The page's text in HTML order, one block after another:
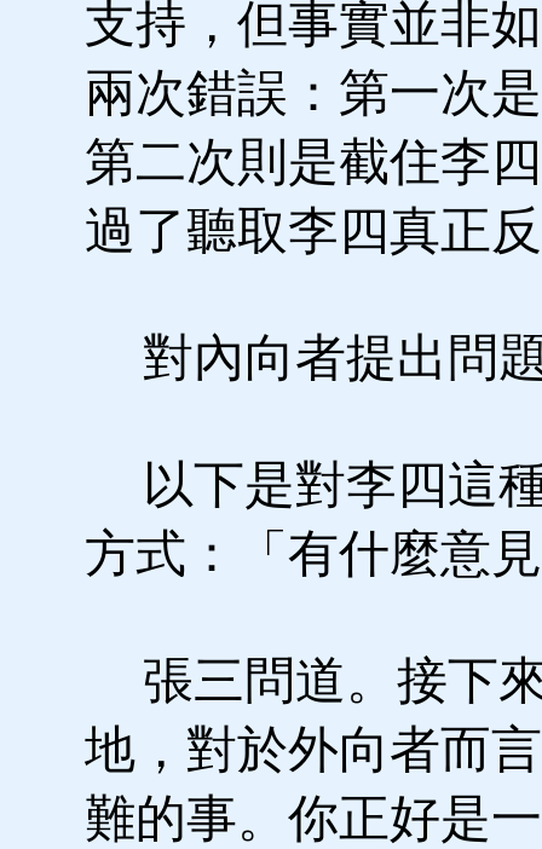
支持，但事實並非
兩次錯誤：第一次
第二次則是截住李
過了聽取李四真正
對內向者提出問
以下是對李四這
方式：「有什麼意
張三問道。接下
地，對於外向者而
難的事。你正好是